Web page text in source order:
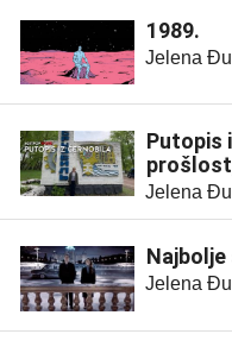
1989.
Jelena
Putopis
Jelena
Jelena